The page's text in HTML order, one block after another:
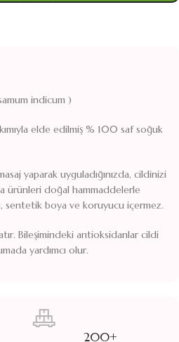
indicum )
elde edilmiş % 100 saf soğuk
yaparak uyguladığınızda, cildinizi
ürünleri doğal hammaddelerle
boya ve koruyucu içermez.
Bileşimindeki antioksidanlar cildi
yardımcı olur.
200+